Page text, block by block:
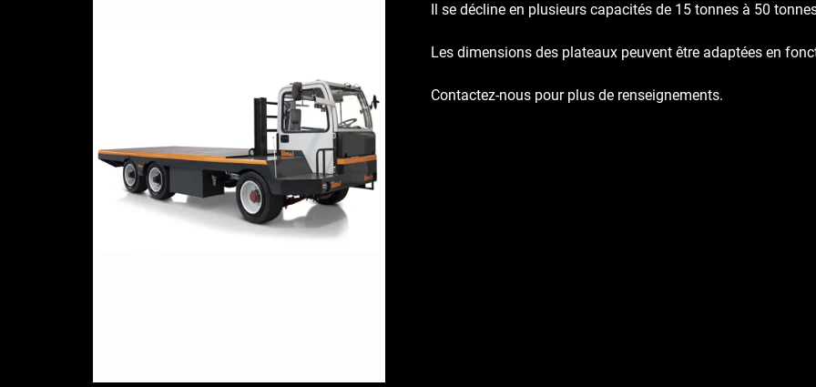
Il se décline en plusieurs capacités de 15 tonnes à 50
Les dimensions des plateaux peuvent être adaptées en
Contactez-nous pour plus de renseignements.